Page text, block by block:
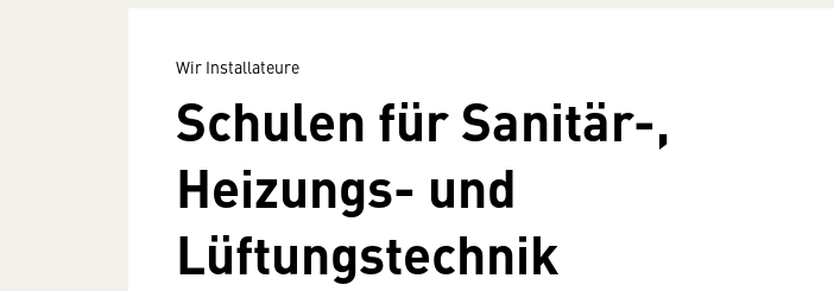
Wir Installateure
Schulen für Sanitär-,
Heizungs- und
Lüftungstechnik